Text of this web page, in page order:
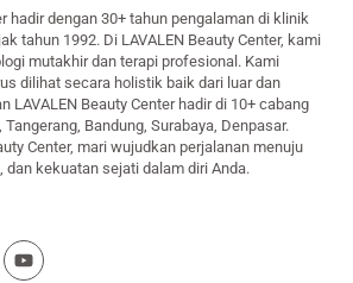
hadir dengan 30+ tahun pengalaman di klinik
tahun 1992. Di LAVALEN Beauty Center, kami
mutakhir dan terapi profesional. Kami
dilihat secara holistik baik dari luar dan
LAVALEN Beauty Center hadir di 10+ cabang
Bandung, Surabaya, Denpasar.
Center, mari wujudkan perjalanan menuju
kekuatan sejati dalam diri Anda.
Icon